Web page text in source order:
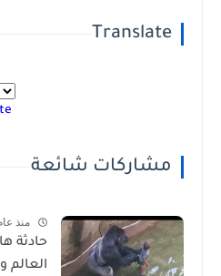
Translate
مشاركات شائعة
منذ
حادثة
العالم